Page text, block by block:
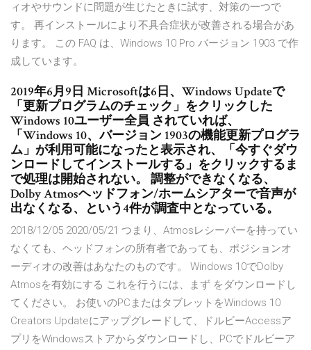
ィオやサウンドに問題が生じたときに試す、対策の一つで
す。 再インストールにより不具合症状が改善される場合があ
ります。 この FAQ は、Windows 10 Pro バージョン 1903 で作
成しています。
2019年6月9日 Microsoftは6日、Windows Updateで
「更新プログラムのチェック」をクリックした
Windows 10ユーザー全員 されていれば、
「Windows 10、バージョン 1903の機能更新プログラ
ム」が利用可能になったと表示され、「今すぐダウ
ンロードしてインストールする」をクリックするま
で処理は開始されない。 調整ができなくなる、
Dolby Atmosヘッドフォン/ホームシアターで音声が
出なくなる、という4件が調査中となっている。
2018/12/05 2020/05/21 つまり、Atmosレシーバーを持ってい
なくても、ヘッドフォンの所有者であっても、ポジションオ
ーディオの改善はあなたのものです。 Windows 10でDolby
Atmosを有効にする これを行うには、まず をダウンロードし
てください。 お使いのPCまたはタブレットをWindows 10
Creators Updateにアップグレードして、ドルビーAccessア
プリをWindowsストアからダウンロードし、PCでドルビーア